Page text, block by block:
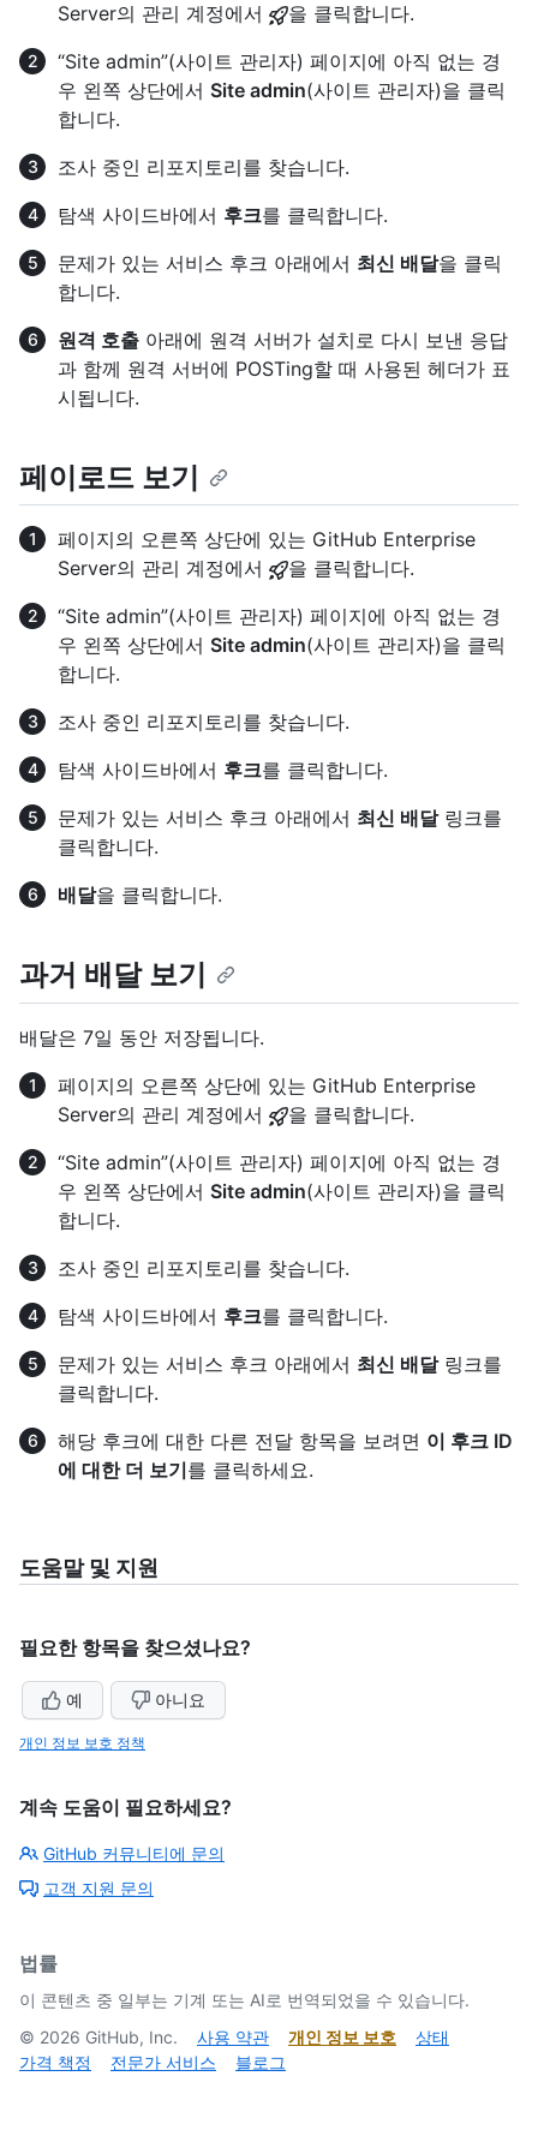
Server의 관리 계정에서
을 클릭합니다.
“Site admin”(사이트 관리자) 페이지에 아직 없는 경
우 왼쪽 상단에서 Site admin(사이트 관리자)을 클릭
합니다.
조사 중인 리포지토리를 찾습니다.
탐색 사이드바에서 후크를 클릭합니다.
문제가 있는 서비스 후크 아래에서 최신 배달을 클릭
합니다.
원격 호출 아래에 원격 서버가 설치로 다시 보낸 응답
과 함께 원격 서버에 POSTing할 때 사용된 헤더가 표
시됩니다.
페이로드 보기
페이지의 오른쪽 상단에 있는 GitHub Enterprise
Server의 관리 계정에서
을 클릭합니다.
“Site admin”(사이트 관리자) 페이지에 아직 없는 경
우 왼쪽 상단에서 Site admin(사이트 관리자)을 클릭
합니다.
조사 중인 리포지토리를 찾습니다.
탐색 사이드바에서 후크를 클릭합니다.
문제가 있는 서비스 후크 아래에서 최신 배달링크를
클릭합니다.
배달을 클릭합니다.
과거 배달 보기
배달은 7일 동안 저장됩니다.
페이지의 오른쪽 상단에 있는 GitHub Enterprise
Server의 관리 계정에서
을 클릭합니다.
“Site admin”(사이트 관리자) 페이지에 아직 없는 경
우 왼쪽 상단에서 Site admin(사이트 관리자)을 클릭
합니다.
조사 중인 리포지토리를 찾습니다.
탐색 사이드바에서 후크를 클릭합니다.
문제가 있는 서비스 후크 아래에서 최신 배달링크를
클릭합니다.
해당 후크에 대한 다른 전달 항목을 보려면 이 후크 ID
에 대한 더 보기를 클릭하세요.
도움말 및 지원
필요한 항목을 찾으셨나요?
예 아니요
개인 정보 보호 정책
계속 도움이 필요하세요?
GitHub 커뮤니티에 문의
고객 지원 문의
법률
이 콘텐츠 중 일부는 기계 또는 AI로 번역되었을 수 있습니다.
© 2026 GitHub, Inc. 사용 약관 개인 정보 보호
상태
가격 책정
전문가 서비스 블로그